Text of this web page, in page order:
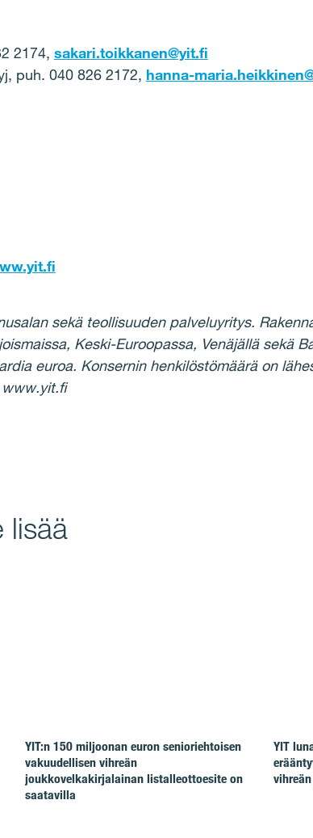
2174, sakari.toikkanen@yit.fi
puh. 040 826 2172, hanna-
sekä teollisuuden palveluyritys.
Keski-Euroopassa, Venäjällä sekä
euroa. Konsernin henkilöstömäärä on
www.yit.fi
lisää
YIT:n 150 miljoonan euron senioriehtoisen
vakuudellisen vihreän
joukkovelkakirjalainan listalleottoesite on
saatavilla
YIT